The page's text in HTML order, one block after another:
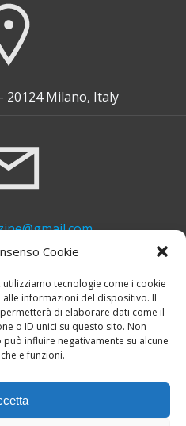
Cookie
tecnologie come i cookie
informazioni del dispositivo. Il
di elaborare dati come il
o ID unici su questo sito. Non
influire negativamente su alcune
e funzioni.
20124 Milano, Italy
748 6635